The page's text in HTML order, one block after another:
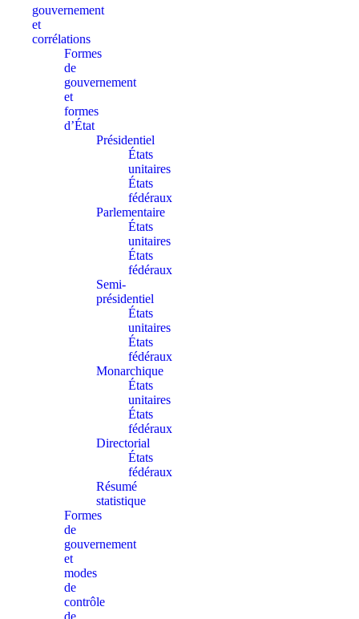
gouvernement
et
corrélations
Formes
de
gouvernement
et
formes
d’État
Présidentiel
États
unitaires
États
fédéraux
Parlementaire
États
unitaires
États
fédéraux
Semi-
présidentiel
États
unitaires
États
fédéraux
Monarchique
États
unitaires
États
fédéraux
Directorial
États
fédéraux
Résumé
statistique
Formes
de
gouvernement
et
modes
de
contrôle